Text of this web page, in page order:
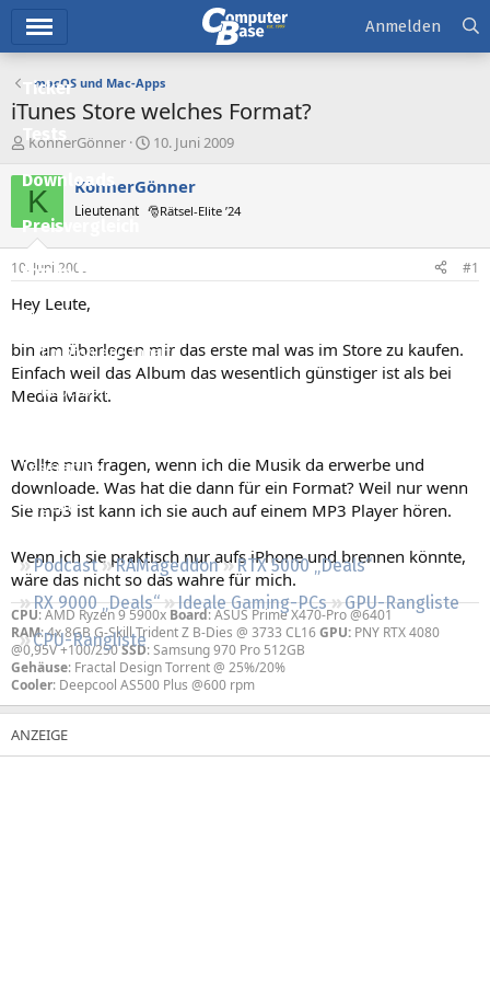
Ticker
Tests
Downloads
Preisvergleich
Forum
Aktuelles
Empfohlene Inhalte
Neue Beiträge
Leserartikel
Regeln
Podcast RAMageddon
RTX 5000 „Deals“
RX 9000 „Deals“
Ideale Gaming-PCs
GPU-Rangliste
CPU-Rangliste
Anmelden
macOS und Mac-Apps
iTunes Store welches Format?
E
s
e
e
r
KönnerGönner
E
s
t
e
t
10. Juni 2009
K KönnerGönner
Lieutenant 🎅Rätsel-Elite ’24
10. Juni 2009 #1
Hey Leute,
bin am überlegen mir das erste mal was im Store zu kaufen.
Einfach weil das Album das wesentlich günstiger ist als bei
Media Markt.
Wollte nun fragen, wenn ich die Musik da erwerbe und
downloade. Was hat die dann für ein Format? Weil nur wenn
Sie mp3 ist kann ich sie auch auf einem MP3 Player hören.
Wenn ich sie praktisch nur aufs iPhone und brennen könnte,
wäre das nicht so das wahre für mich.
CPU: AMD Ryzen 9 5900x Board: ASUS Prime X470-Pro @6401
RAM: 4x 8GB G-Skill Trident Z B-Dies @ 3733 CL16GPU: PNY RTX 4080
@0,95V +100/250SSD: Samsung 970 Pro 512GB
Gehäuse: Fractal Design Torrent @ 25%/20%
Cooler: Deepcool AS500 Plus @600 rpm